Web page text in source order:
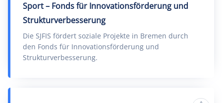
Sport – Fonds für Innovationsförderung und
Strukturverbesserung
Die SJFIS fördert soziale Projekte in Bremen durch
den Fonds für Innovationsförderung und
Strukturverbesserung.